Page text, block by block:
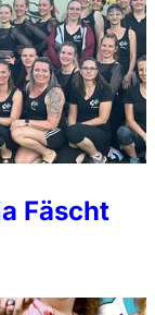
Fäscht